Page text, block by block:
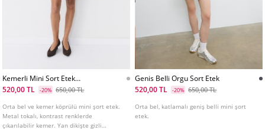
Kemerli Mini Sort Etek
L01294686
520,00 TL -20% 650,00 TL
Orta bel ve kemer köprülü mini şort etek.
Metal tokalı, kontrast renklerde
çıkarılabilir kemer. Yan dikişte gizli
Genis Belli Orgu Sort Etek
520,00 TL
-20% 650,00 TL
Orta bel, katlamalı geniş belli mini şort
etek.